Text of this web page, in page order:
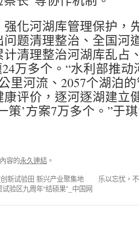
强化河湖库管理保护，
问题清理整治、全国河
计清理整治河湖库乱占
24万多个。“水利部推
里河流、2057个湖泊
康评价，逐河逐湖建立
策’方案7万多个。”于
容的永久連結 。
新试验田 新兴产业聚集地
验区九周年“结硕果”_中国网
乐以忘忧，